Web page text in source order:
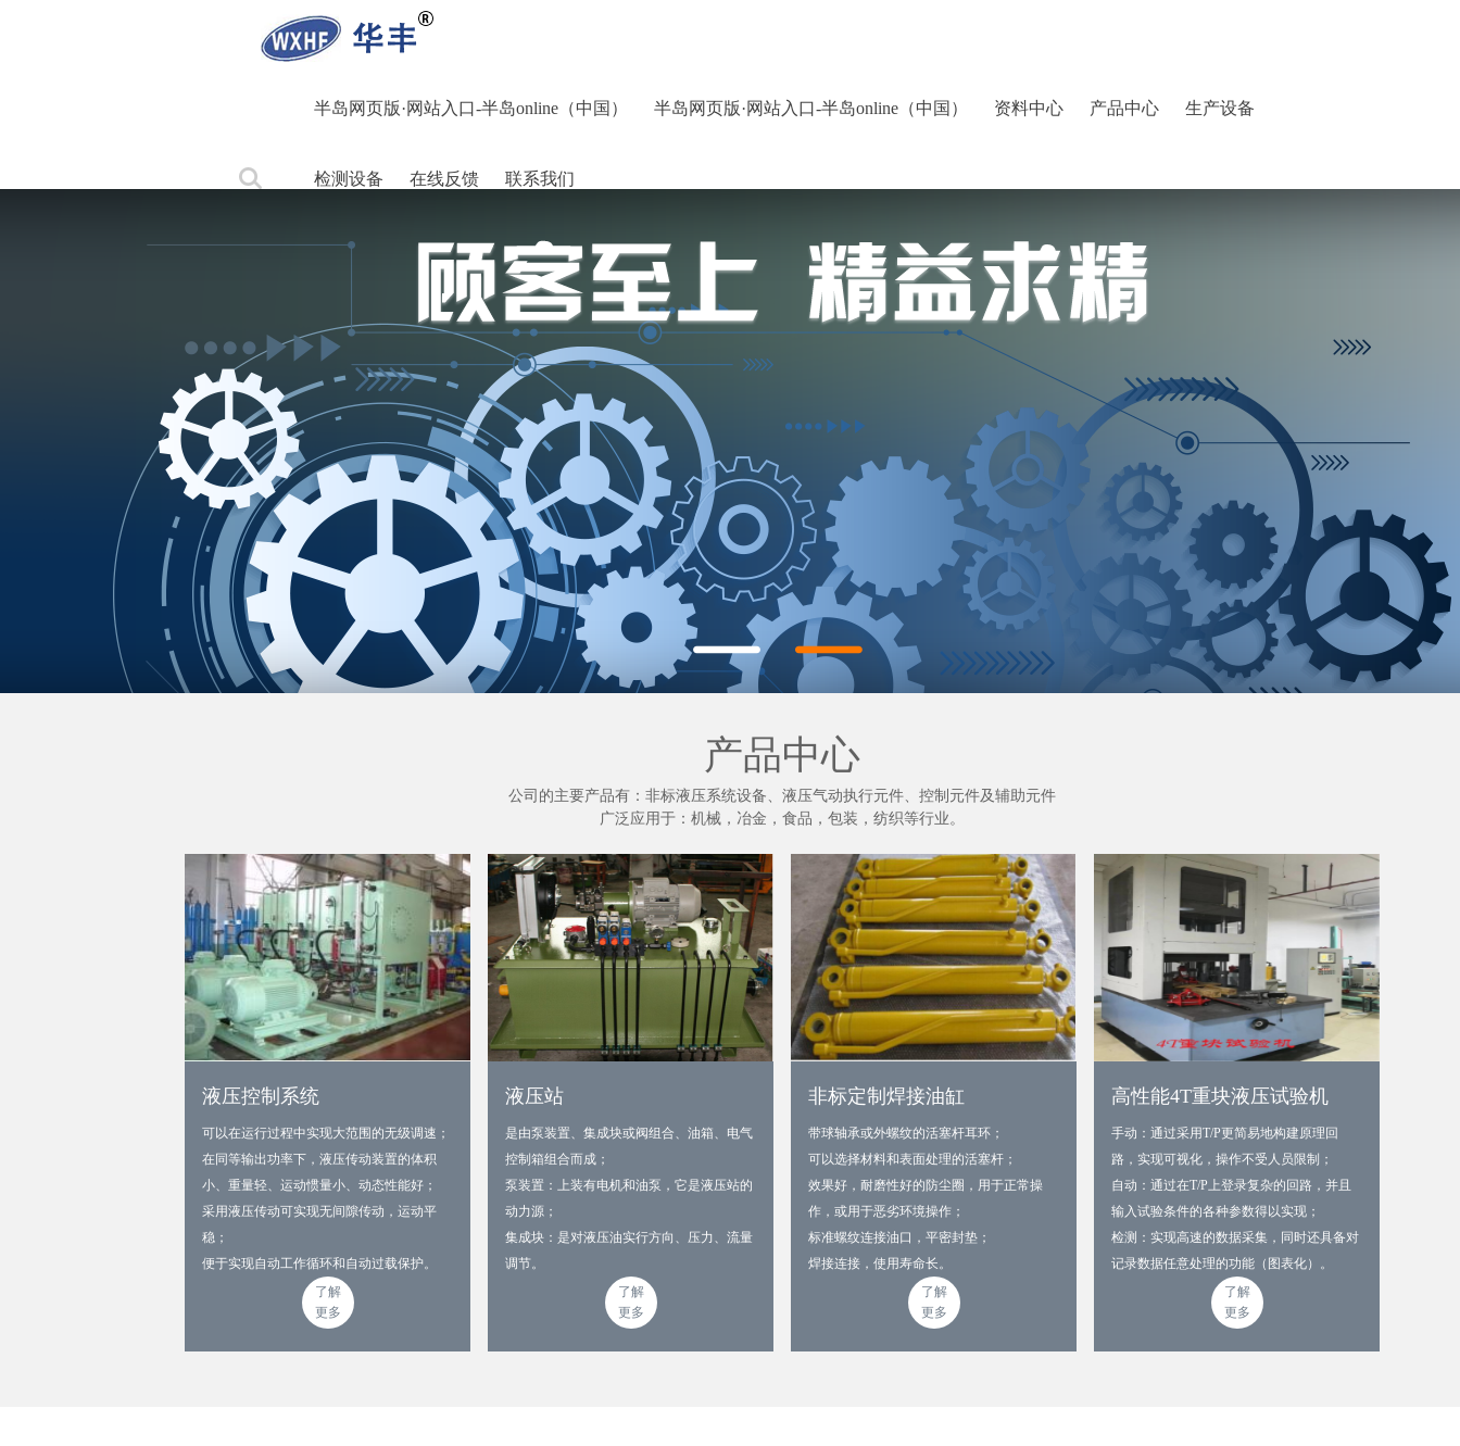
半岛网页版·网站入口-半岛online（中国） 半岛网页版·网站入口-半岛online（中国） 资料中心 产品中心 生产设备
检测设备 在线反馈 联系我们
产品中心
公司的主要产品有：非标液压系统设备、液压气动执行元件、控制元件及辅助元件
广泛应用于：机械，冶金，食品，包装，纺织等行业。
液压控制系统
可以在运行过程中实现大范围的无级调速；
在同等输出功率下，液压传动装置的体积
小、重量轻、运动惯量小、动态性能好；
采用液压传动可实现无间隙传动，运动平
稳；
便于实现自动工作循环和自动过载保护。
了解
更多
液压站
是由泵装置、集成块或阀组合、油箱、电气
控制箱组合而成；
泵装置：上装有电机和油泵，它是液压站的
动力源；
集成块：是对液压油实行方向、压力、流量
调节。
了解
更多
非标定制焊接油缸
带球轴承或外螺纹的活塞杆耳环；
可以选择材料和表面处理的活塞杆；
效果好，耐磨性好的防尘圈，用于正常操
作，或用于恶劣环境操作；
标准螺纹连接油口，平密封垫；
焊接连接，使用寿命长。
了解
更多
高性能4T重块液压试验机
手动：通过采用T/P更简易地构建原理回
路，实现可视化，操作不受人员限制；
自动：通过在T/P上登录复杂的回路，并且
输入试验条件的各种参数得以实现；
检测：实现高速的数据采集，同时还具备对
记录数据任意处理的功能（图表化）。
了解
更多